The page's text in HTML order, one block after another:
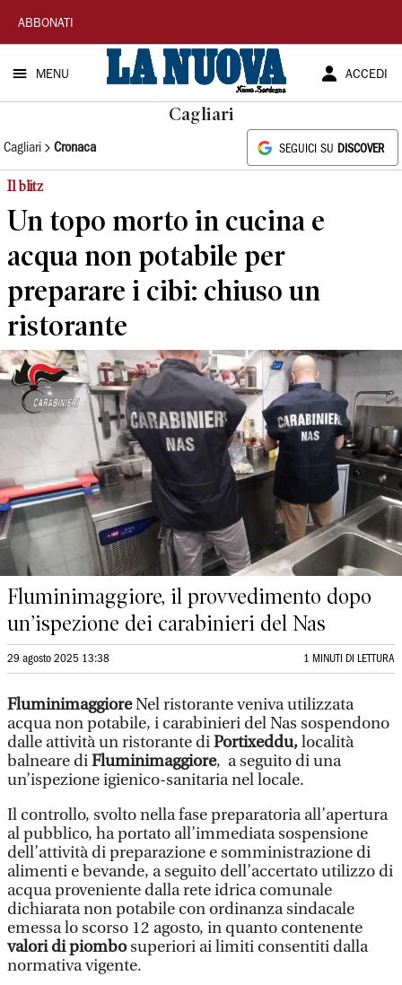
La
Nuova
Sardegna
ABBONATI
MENU ACCEDI
Cagliari
Cagliari Cronaca SEGUICI SU DISCOVER
Il blitz
Un topo morto in cucina e
acqua non potabile per
preparare i cibi: chiuso un
ristorante
Fluminimaggiore, il provvedimento dopo
un’ispezione dei carabinieri del Nas
29 agosto 2025 13:38 1 MINUTI DI LETTURA
FluminimaggioreNel ristorante veniva utilizzata
acqua non potabile, i carabinieri del Nas sospendono
dalle attività un ristorante diPortixeddu,località
balneare diFluminimaggiore, a seguito di una
un’ispezione igienico-sanitaria nel locale.
Il controllo, svolto nella fase preparatoria all’apertura
al pubblico, ha portato all’immediata sospensione
dell’attività di preparazione e somministrazione di
alimenti e bevande, a seguito dell’accertato utilizzo di
acqua proveniente dalla rete idrica comunale
dichiarata non potabile con ordinanza sindacale
emessa lo scorso 12 agosto, in quanto contenente
valori di piombosuperiori ai limiti consentiti dalla
normativa vigente.